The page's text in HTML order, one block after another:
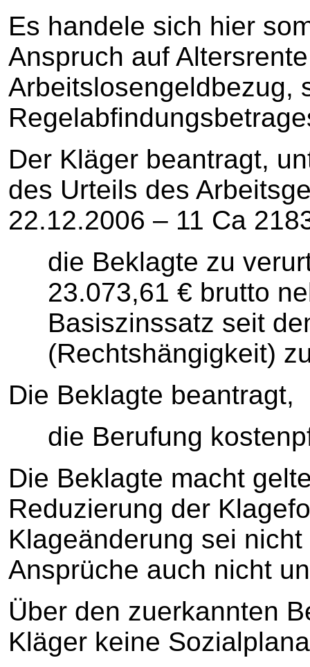
Es handele sich hier
Anspruch auf
Arbeitslosengeldbezug,
Der Kläger beantragt,
des Urteils des
22.12.2006 – 11 Ca
die Beklagte zu
23.073,61 € brutto
Basiszinssatz seit
(Rechtshängigkeit)
Die Beklagte beantragt,
die Berufung
Die Beklagte macht
Reduzierung der
Klageänderung sei
Ansprüche auch nicht
Über den zuerkannten
Kläger keine